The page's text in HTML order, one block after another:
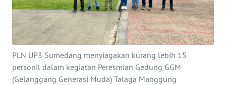
PLN UP3 Sumedang menyiagakan kurang lebih 15
personil dalam kegiatan Peresmian Gedung GGM
(Gelanggang Generasi Muda) Talaga Manggung
PENDIDIKAN
OPINI